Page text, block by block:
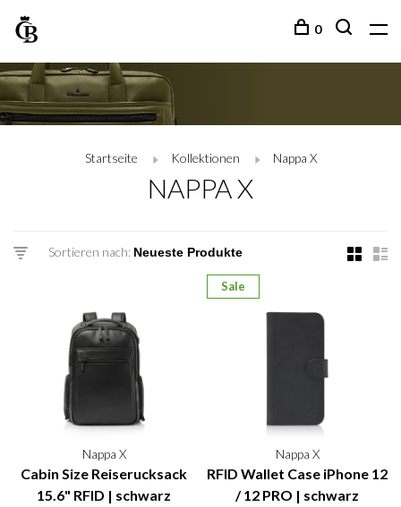
0
Startseite Kollektionen Nappa X
NAPPA X
Sortieren nach:
Nappa X
Cabin Size Reiserucksack
15.6" RFID | schwarz
Sale
Nappa X
RFID Wallet Case iPhone 12
/ 12 PRO | schwarz